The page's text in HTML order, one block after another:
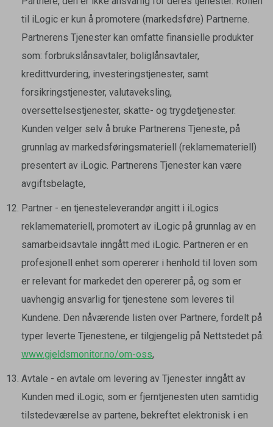
til iLogic er kun å promotere (markedsføre) Partnerne.
Partnerens Tjenester kan omfatte finansielle produkter
som: forbrukslånsavtaler, boliglånsavtaler,
kredittvurdering, investeringstjenester, samt
forsikringstjenester, valutaveksling,
oversettelsestjenester, skatte- og trygdetjenester.
Kunden velger selv å bruke Partnerens Tjeneste, på
grunnlag av markedsføringsmateriell (reklamemateriell)
presentert av iLogic. Partnerens Tjenester kan være
avgiftsbelagte,
Partner - en tjenesteleverandør angitt i iLogics
reklamemateriell, promotert av iLogic på grunnlag av en
samarbeidsavtale inngått med iLogic. Partneren er en
profesjonell enhet som opererer i henhold til loven som
er relevant for markedet den opererer på, og som er
uavhengig ansvarlig for tjenestene som leveres til
Kundene. Den nåværende listen over Partnere, fordelt på
typer leverte Tjenestene, er tilgjengelig på Nettstedet på:
www.gjeldsmonitor.no/om-oss,
Avtale - en avtale om levering av Tjenester inngått av
Kunden med iLogic, som er fjerntjenesten uten samtidig
tilstedeværelse av partene, bekreftet elektronisk i en